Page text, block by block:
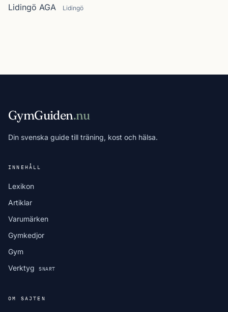
Lidingö AGA Lidingö
GymGuiden.nu
Din svenska guide till träning, kost och hälsa.
INNEHÅLL
Lexikon
Artiklar
Varumärken
Gymkedjor
Gym
Verktyg
SNART
OM SAJTEN